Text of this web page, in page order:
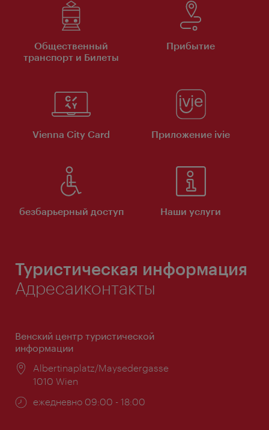
Общественный
транспорт и Билеты
Прибытие
Vienna City Card Приложение ivie
безбарьерный доступ Наши услуги
Туристическая информация
Адресаиконтакты
Венский центр туристической
информации
Расположение:
Albertinaplatz/Maysedergasse
1010 Wien
Часы
ежедневно 09:00 - 18:00